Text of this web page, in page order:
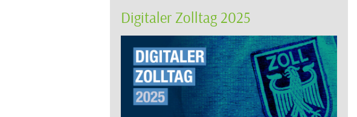
Digitaler Zolltag 2025